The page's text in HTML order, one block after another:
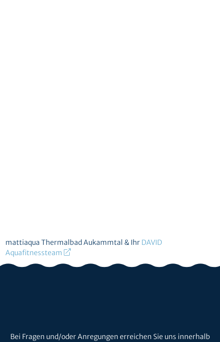
mattiaqua Thermalbad Aukammtal & Ihr DAVID
Aquafitnessteam
Bei Fragen und/oder Anregungen erreichen Sie uns innerhalb